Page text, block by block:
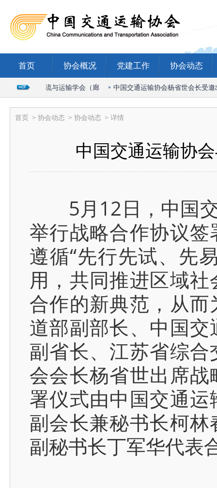
首页 协会概况 党建工作 协会动态
国际物流与运输学会（廊 中国交通运输协会杨省世会长受邀出
首页 > 协会动态 > 协会动态 > 详情
中国交通运输协
5月12日，中国交
举行战略合作协议
遵循“先行先试、先
用，共同推进区域
合作的新典范，从
道部副部长、中国
副省长、江苏省综
会会长杨省世出席
署仪式由中国交通
副会长兼秘书长柯
副秘书长丁军华代表